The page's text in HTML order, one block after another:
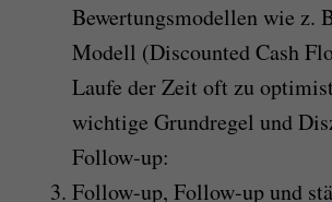
Bewertungsmodellen wie z.
Modell (Discounted Cash
Laufe der Zeit oft zu
wichtige Grundregel und
Follow-up:
Follow-up, Follow-up und